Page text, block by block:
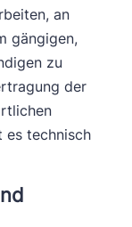
an
gängigen,
zu
der
es technisch